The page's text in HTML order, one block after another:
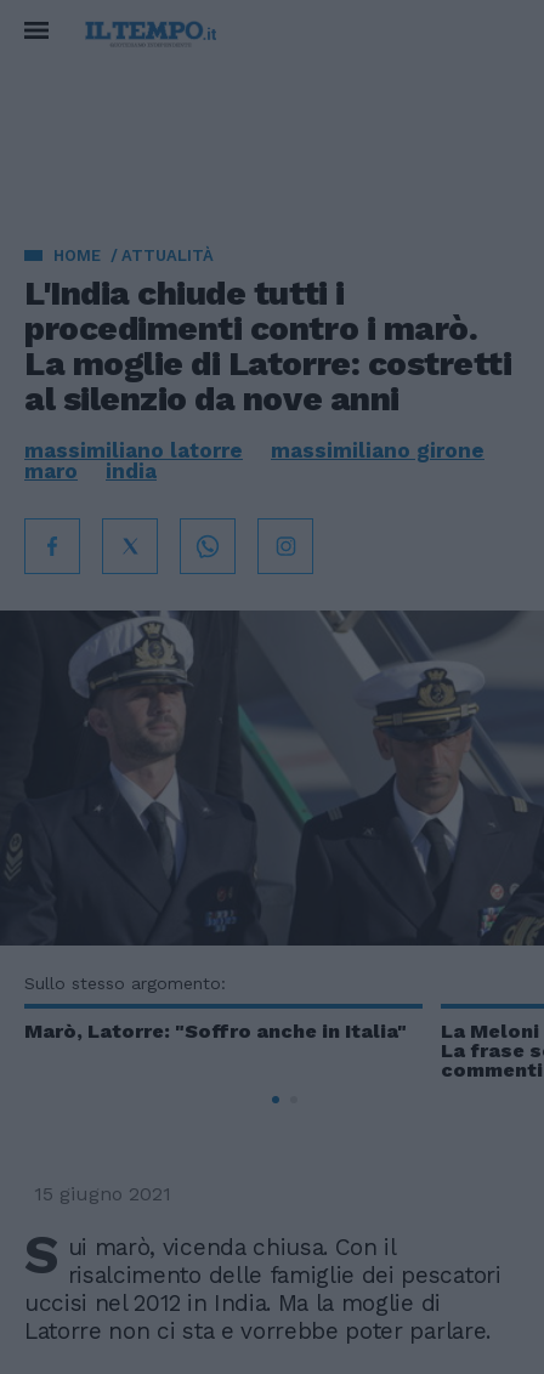
HOME ATTUALITÀ
L'India chiude tutti i
procedimenti contro i marò.
La moglie di Latorre: costretti
al silenzio da nove anni
massimiliano latorre
massimiliano girone
maro
india
Sullo stesso argomento:
Marò, Latorre: "Soffro anche in Italia"
La
La frase
commenti
15 giugno 2021
S ui marò, vicenda chiusa. Con il
risalcimento delle famiglie dei pescatori
uccisi nel 2012 in India. Ma la moglie di
Latorre non ci sta e vorrebbe poter parlare.